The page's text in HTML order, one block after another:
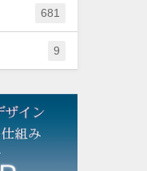
681
9